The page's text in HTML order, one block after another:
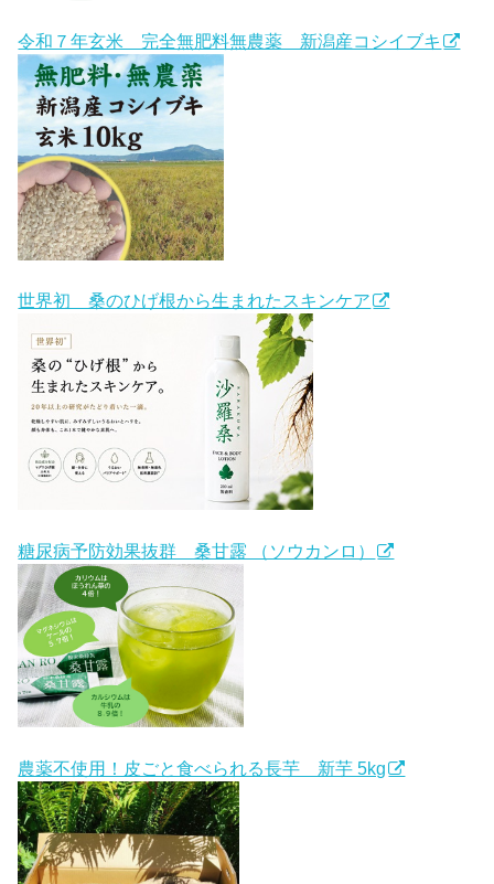
令和７年玄米 完全無肥料無農薬 新潟産コシイブキ
世界初 桑のひげ根から生まれたスキンケア
糖尿病予防効果抜群 桑甘露 （ソウカンロ）
農薬不使用！皮ごと食べられる長芋 新芋 5kg